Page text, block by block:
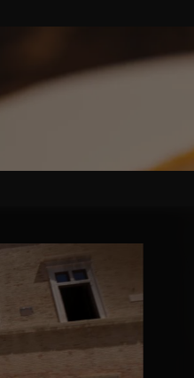
le costolette in olio evo,
di Trani e